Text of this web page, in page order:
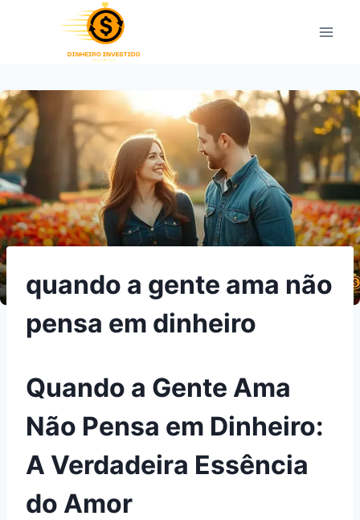
quando a gente ama não
pensa em dinheiro
Quando a Gente Ama
Não Pensa em Dinheiro:
A Verdadeira Essência
do Amor